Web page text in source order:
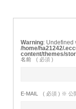
Warning :
/home/ha21242/
content/themes/
名前 ( 必須 )
E-MAIL ( 必須 ) ※ 公